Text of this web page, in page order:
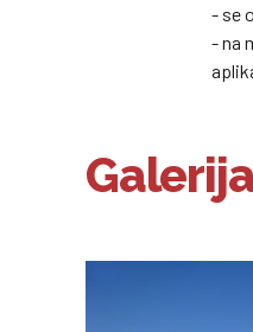
- se
- na